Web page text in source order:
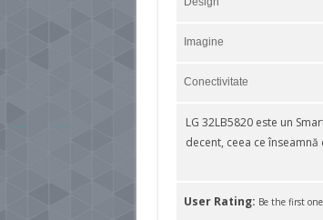
Imagine
Conectivitate
LG 32LB5820 este un
decent, ceea ce
User Rating: Be the first